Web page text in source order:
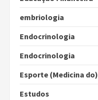
embriologia
Endocrinologia
Endocrinologia
Esporte (Medicina do)
Estudos